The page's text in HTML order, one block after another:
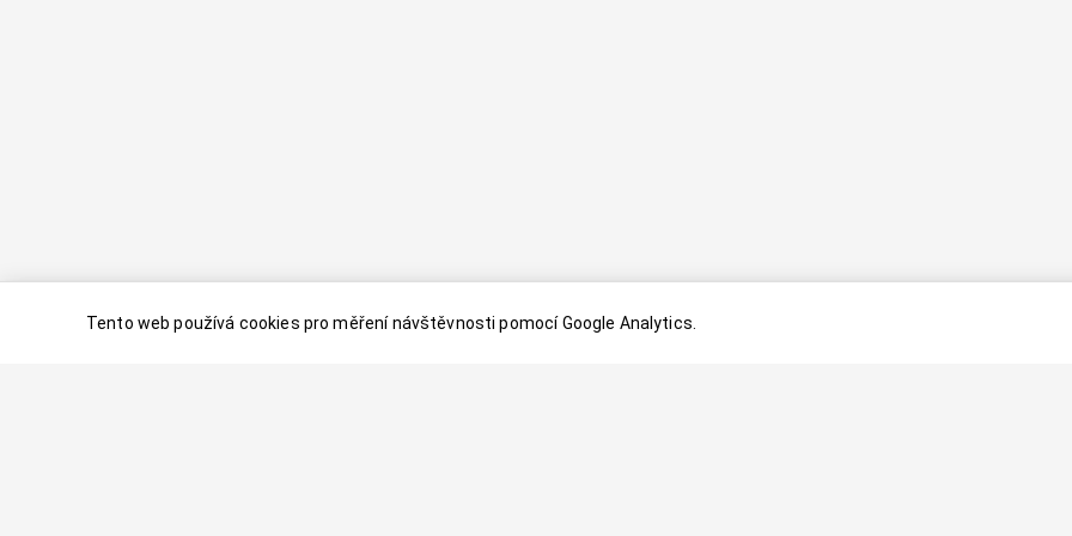
Tento web používá cookies pro měření návštěvnosti pomocí Google Analytics.